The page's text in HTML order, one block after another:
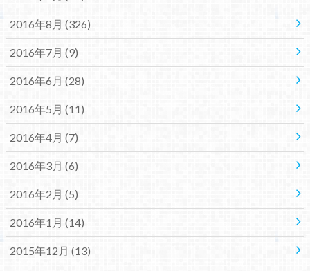
2016年8月 (326)
2016年7月 (9)
2016年6月 (28)
2016年5月 (11)
2016年4月 (7)
2016年3月 (6)
2016年2月 (5)
2016年1月 (14)
2015年12月 (13)